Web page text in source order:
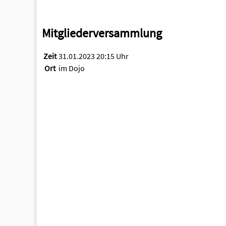
Mitgliederversammlung
Zeit 31.01.2023 20:15 Uhr
Ort im Dojo